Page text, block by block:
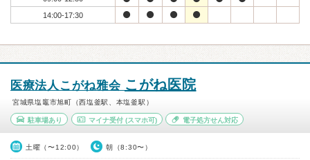
14:00-17:30
医療法人こがね雅会 こがね医院
宮城県塩竈市旭町（西塩釜駅、本塩釜駅）
駐車場あり マイナ受付(スマホ可) 電子処方せん対応
土曜（〜12:00） 朝（8:30〜）